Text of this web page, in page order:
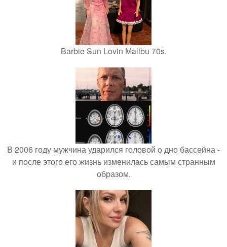
Barbie Sun Lovin Malibu 70s.
В 2006 году мужчина ударился головой о дно бассейна -
и после этого его жизнь изменилась самым странным
образом.